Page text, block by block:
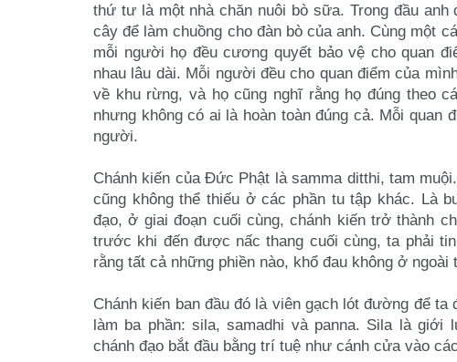
thứ tư là một nhà chăn nuôi bò sữa. Trong đầu anh
cây để làm chuồng cho đàn bò củaanh. Cùng một
mỗi người họ đều cương quyết bảo vệ cho quan
nhau lâu dài. Mỗi người đều cho quan điểm của
về khu rừng, và họcũng nghĩ rằng họ đúng theo
nhưng không có ai là hoàn toàn đúng cả. Mỗi quan
người.
Chánh kiến của Đức Phật là samma ditthi, tam
cũng không thể thiếu ở các phần tu tập khác. Là
đạo, ở giaiđoạn cuối cùng, chánh kiến trở thành
trước khi đến được nấc thang cuối cùng, ta phải
rằng tất cả những phiền nào, khổ đau không ở ngoài
Chánh kiến ban đầu đó là viên gạch lót đường để ta
làm ba phần: sila, samadhi và panna. Sila làgiới
chánh đạo bắt đầu bằng trí tuệ như cánh cửa vào